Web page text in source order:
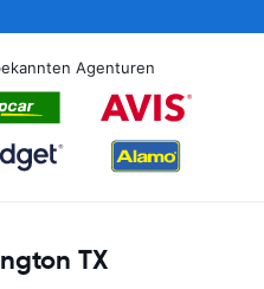
Agenturen
TX